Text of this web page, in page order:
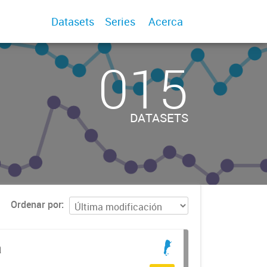
Datasets Series Acerca
015
DATASETS
Ordenar por